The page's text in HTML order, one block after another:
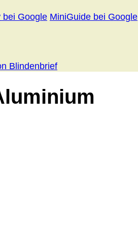
bei Google MiniGuide bei Google
Blindenbrief